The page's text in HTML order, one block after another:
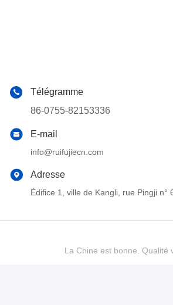
Télégramme
86-0755-82153336
E-mail
info@ruifujiecn.com
Adresse
Édifice 1, ville de Kangli, rue Pingji
La Chine est bonne. Qualité